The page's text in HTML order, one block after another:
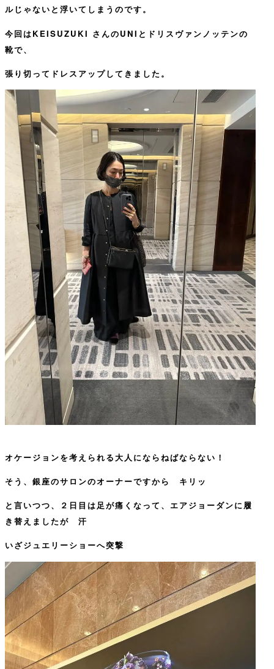
ルじゃないと浮いてしまうのです。
今回はKEISUZUKI さんのUNIとドリスヴァンノッテンの
靴で、
張り切ってドレスアップしてきました。
オケージョンを考えられる大人にならねばならない！
そう、銀座のサロンのオーナーですから キリッ
と言いつつ、２日目は足が痛くなって、エアジョーダンに履
き替えましたが 汗
いざジュエリーショーへ突撃